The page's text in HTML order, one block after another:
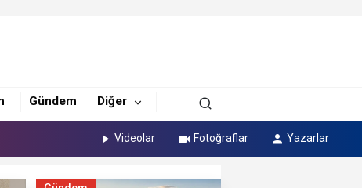
Gündem Diğer
Videolar Fotoğraflar Yazarlar